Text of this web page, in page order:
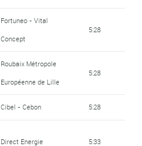
Fortuneo - Vital
Concept
5:28
Roubaix Métropole
Européenne de Lille
5:28
Cibel - Cebon 5:28
Direct Energie 5:33